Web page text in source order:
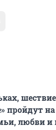
пройдут
любви и